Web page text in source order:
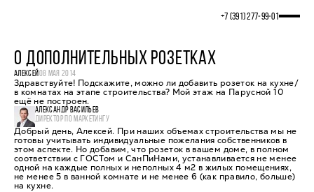
+7 (391) 277‒99‒01
О ДОПОЛНИТЕЛЬНЫХ РОЗЕТКАХ
АЛЕКСЕЙ08 МАЯ 2014
Здравствуйте! Подскажите, можно ли добавить розеток на кухне/
в комнатах на этапе строительства? Мой этаж на Парусной 10
ещё не построен.
АЛЕКСАНДР ВАСИЛЬЕВ
ДИРЕКТОР ПО МАРКЕТИНГУ
Добрый день, Алексей. При наших объемах строительства мы не
готовы учитывать индивидуальные пожелания собственников в
этом аспекте. Но добавим, что розеток в вашем доме, в полном
соответствии с ГОСТом и СанПиНами, устанавливается не менее
одной на каждые полных и неполных 4 м2 в жилых помещениях,
не менее 5 в ванной комнате и не менее 6 (как правило, больше)
на кухне.